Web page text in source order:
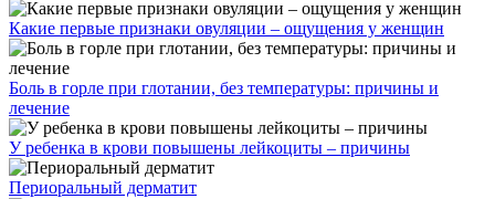
Какие первые признаки овуляции – ощущения у женщин
Боль в горле при глотании, без температуры: причины и
лечение
У ребенка в крови повышены лейкоциты – причины
Периоральный дерматит